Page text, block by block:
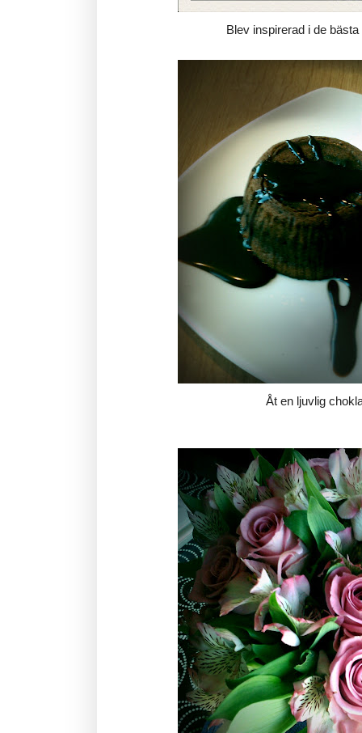
Blev inspirerad i de
Åt en ljuvlig